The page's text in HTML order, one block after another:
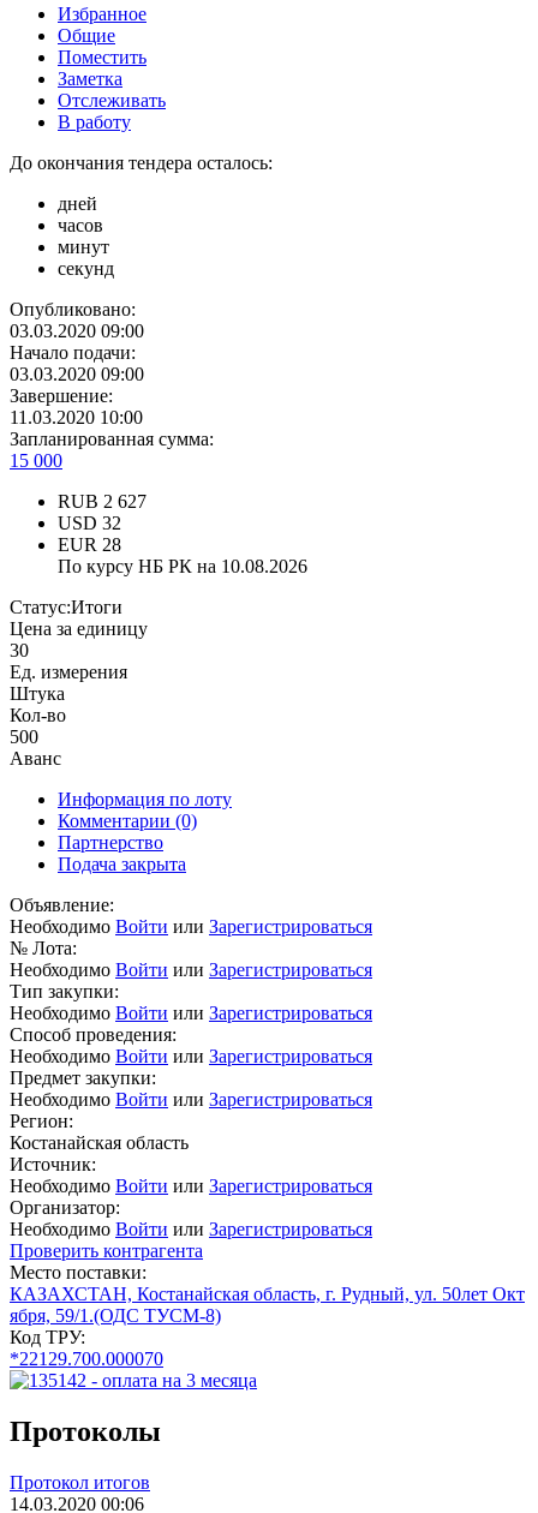
Избранное
Общие
Поместить
Заметка
Отслеживать
В работу
До окончания тендера осталось:
дней
часов
минут
секунд
Опубликовано:
03.03.2020 09:00
Начало подачи:
03.03.2020 09:00
Завершение:
11.03.2020 10:00
Запланированная сумма:
15 000
RUB 2 627
USD 32
EUR 28
По курсу НБ РК на 10.08.2026
Статус:Итоги
Цена за единицу
30
Ед. измерения
Штука
Кол-во
500
Аванс
Информация по лоту
Комментарии (0)
Партнерство
Подача закрыта
Объявление:
Необходимо Войти или Зарегистрироваться
№ Лота:
Необходимо Войти или Зарегистрироваться
Тип закупки:
Необходимо Войти или Зарегистрироваться
Способ проведения:
Необходимо Войти или Зарегистрироваться
Предмет закупки:
Необходимо Войти или Зарегистрироваться
Регион:
Костанайская область
Источник:
Необходимо Войти или Зарегистрироваться
Организатор:
Необходимо Войти или Зарегистрироваться
Проверить контрагента
Место поставки:
КАЗАХСТАН, Костанайская область, г. Рудный, ул. 50лет Окт
ября, 59/1.(ОДС ТУСМ-8)
Код ТРУ:
*22129.700.000070
Протоколы
Протокол итогов
14.03.2020 00:06